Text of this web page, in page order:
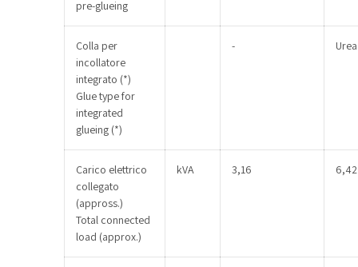
pre-glueing
Colla per
incollatore
integrato (*)
Glue type for
integrated
glueing (*)
- Urea
Carico elettrico
collegato
(appross.)
Total connected
load (approx.)
kVA 3,16 6,42